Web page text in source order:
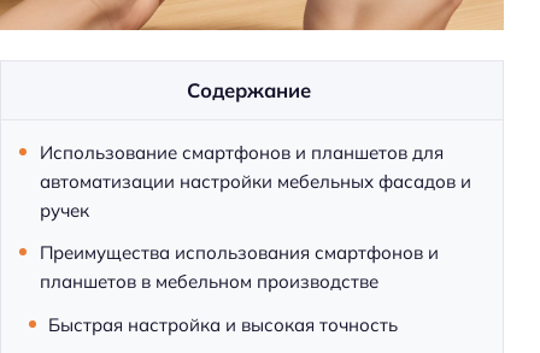
Содержание
Использование смартфонов и планшетов для
автоматизации настройки мебельных фасадов и
ручек
Преимущества использования смартфонов и
планшетов в мебельном производстве
Быстрая настройка и высокая точность